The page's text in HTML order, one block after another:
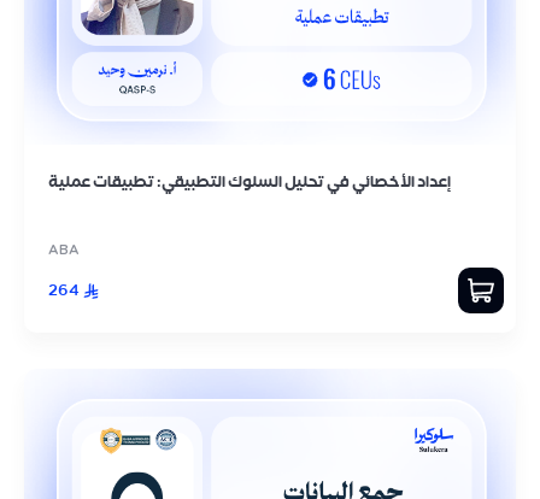
إعداد الأخصائي في تحليل السلوك التطبيقي: تطبيقات عملية
ABA
264